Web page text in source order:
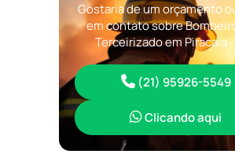
Gostaria de um orçamento
em contato sobre
Terceirizado em Piracaia -
(21) 95926-5549
Clicando aqui